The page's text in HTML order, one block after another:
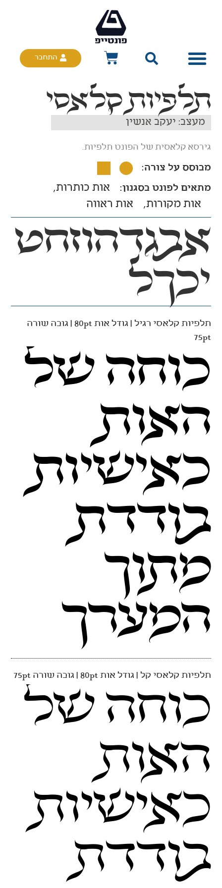
התחבר
תלפיות קלאסי
מעצב: יעקב אנשין
גירסא קלאסית של הפונט תלפיות.
מבוסס על צורה:
מתאים לפונט בסגנון:
אות מקורות אות ראווה
אבגדהוזחט
יכךל
תלפיות קלאסי רגיל | גודל אות 80pt | גובה שורה
75pt
תלפיות קלאסי קל | גודל אות 80pt | גובה שורה 75pt